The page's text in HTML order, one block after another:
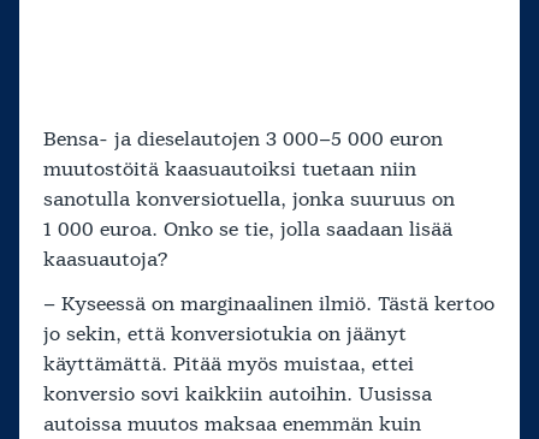
Bensa- ja dieselautojen 3 000–5 000 euron
muutostöitä kaasuautoiksi tuetaan niin
sanotulla konversiotuella, jonka suuruus on
1 000 euroa. Onko se tie, jolla saadaan lisää
kaasuautoja?
– Kyseessä on marginaalinen ilmiö. Tästä kertoo
jo sekin, että konversiotukia on jäänyt
käyttämättä. Pitää myös muistaa, ettei
konversio sovi kaikkiin autoihin. Uusissa
autoissa muutos maksaa enemmän kuin